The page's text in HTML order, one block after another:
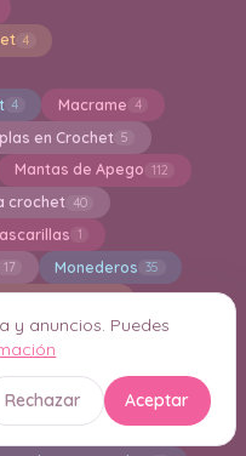
4
4 Macrame 4
en Crochet 5
Mantas de Apego 112
crochet 40
1
17 Monederos 35
Amigurumi
Otoño en Cochet
8
y anuncios. Puedes
Rechazar Aceptar